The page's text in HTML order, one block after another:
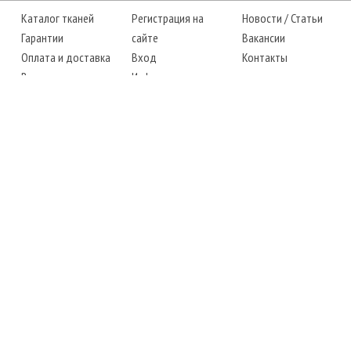
Каталог тканей
Гарантии
Оплата и доставка
Возврат товара
Регистрация на
сайте
Вход
Информация
Новости /Статьи
Вакансии
Контакты